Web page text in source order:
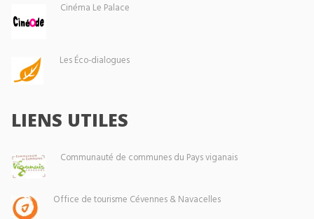
Cinéma Le Palace
Les Éco-dialogues
LIENS UTILES
Communauté de communes du Pays viganais
Office de tourisme Cévennes & Navacelles